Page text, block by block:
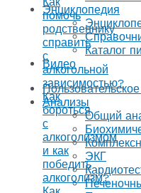
помочь
родственнику
справить
с
алкогольной
зависимостью?
Как
бороться
с
алкоголизмом
и как
победить
алкоголизм?
Энциклопедия
Каталог
Видео
Анализы
Общий
ЭКГ